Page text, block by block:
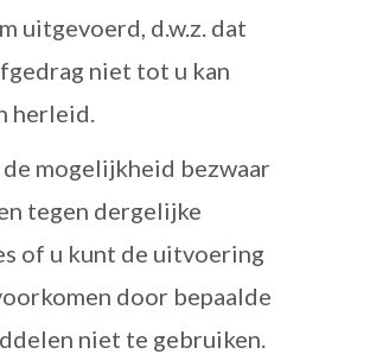
uitgevoerd, d.w.z. dat
niet tot u kan
herleid.
mogelijkheid bezwaar
tegen dergelijke
of u kunt de uitvoering
door bepaalde
niet te gebruiken.